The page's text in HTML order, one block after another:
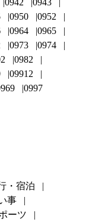
0942
0943
0950
0952
0964
0965
0973
0974
0982
09912
0997
・宿泊
事
ーツ